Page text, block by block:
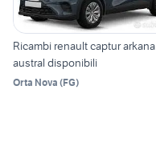
Ricambi renault captur arkana
austral disponibili
Orta Nova (FG)